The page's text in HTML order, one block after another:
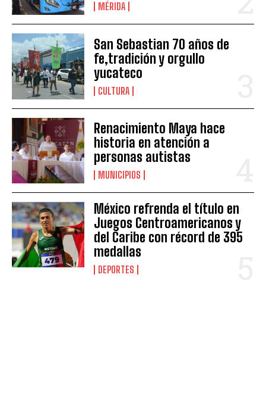
MÉRIDA
San Sebastian 70 años de
fe,tradición y orgullo
yucateco
CULTURA
Renacimiento Maya hace
historia en atención a
personas autistas
MUNICIPIOS
México refrenda el título en
Juegos Centroamericanos y
del Caribe con récord de 395
medallas
DEPORTES